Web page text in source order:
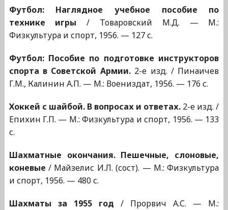
Футбол: Наглядное учебное пособие по
технике игры / Товаровский М.Д. — М.:
Физкультура и спорт, 1956. — 127 с.
Футбол: Пособие по подготовке инструкторов
спорта в Советской Армии.2-е изд. / Пинаичев
Г.М., Калинин А.П. — М.: Воениздат, 1956. — 176 с.
Хоккей с шайбой. В вопросах и ответах. 2-е изд. /
Епихин Г.П. — М.: Физкультура и спорт, 1956. — 133
с.
Шахматные окончания. Пешечные, слоновые,
коневые / Майзелис И.Л. (сост). — М.: Физкультура
и спорт, 1956. — 480 с.
Шахматы за 1955 год / Прорвич А.С. — М.: